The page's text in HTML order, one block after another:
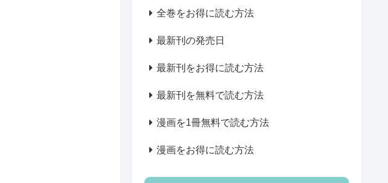
全巻をお得に読む方法
最新刊の発売日
最新刊をお得に読む方法
最新刊を無料で読む方法
漫画を1冊無料で読む方法
漫画をお得に読む方法